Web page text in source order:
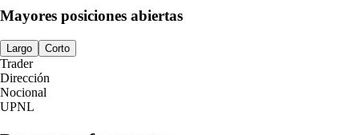
Mayores posiciones abiertas
Largo Corto
Trader
Dirección
Nocional
UPNL